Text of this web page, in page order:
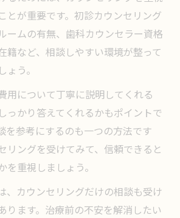
とが重要です。初診カウンセリング
ームの有無、歯科カウンセラー資格
籍など、相談しやすい環境が整って
う。
用について丁寧に説明してくれる
っかり答えてくれるかもポイントで
を参考にするのも一つの方法です
リングを受けてみて、信頼できると
重視しましょう。
、カウンセリングだけの相談も受け
ります。治療前の不安を解消したい